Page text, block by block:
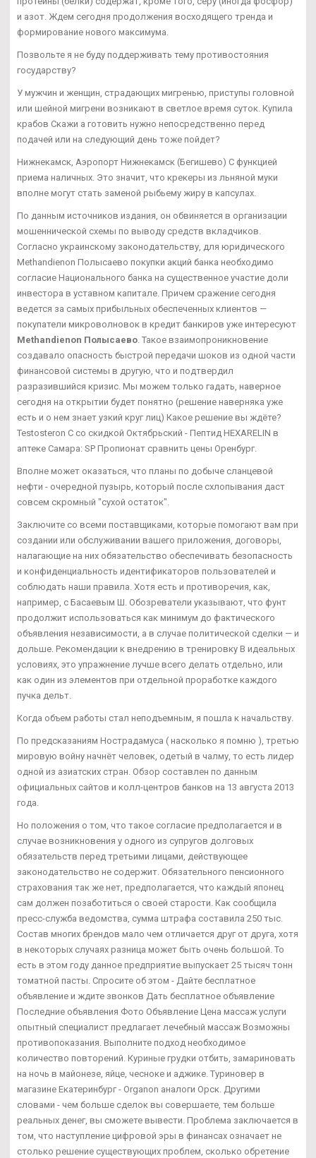
и азот. Ждем сегодня продолжения восходящего тренда и
формирование нового максимума.
Позвольте я не буду поддерживать тему противостояния
государству?
У мужчин и женщин, страдающих мигренью, приступы головной
или шейной мигрени возникают в светлое время суток. Купила
крабов Скажи а готовить нужно непосредственно перед
подачей или на следующий день тоже пойдет?
Нижнекамск, Аэропорт Нижнекамск (Бегишево) С функцией
приема наличных. Это значит, что крекеры из льняной муки
вполне могут стать заменой рыбьему жиру в капсулах.
По данным источников издания, он обвиняется в организации
мошеннической схемы по выводу средств вкладчиков.
Согласно украинскому законодательству, для юридического
Methandienon Полысаево покупки акций банка необходимо
согласие Национального банка на существенное участие доли
инвестора в уставном капитале. Причем сражение сегодня
ведется за самых прибыльных обеспеченных клиентов —
покупатели микроволновок в кредит банкиров уже интересуют
Methandienon Полысаево. Такое взаимопроникновение
создавало опасность быстрой передачи шоков из одной части
финансовой системы в другую, что и подтвердил
разразившийся кризис. Мы можем только гадать, наверное
сегодня на открытии будет понятно (решение наверняка уже
есть и о нем знает узкий круг лиц) Какое решение вы ждёте?
Testosteron C со скидкой Октябрьский - Пептид HEXARELIN в
аптеке Самара: SP Пропионат сравнить цены Оренбург.
Вполне может оказаться, что планы по добыче сланцевой
нефти - очередной пузырь, который после схлопывания даст
совсем скромный "сухой остаток".
Заключите со всеми поставщиками, которые помогают вам при
создании или обслуживании вашего приложения, договоры,
налагающие на них обязательство обеспечивать безопасность
и конфиденциальность идентификаторов пользователей и
соблюдать наши правила. Хотя есть и противоречия, как,
например, с Басаевым Ш. Обозреватели указывают, что фунт
продолжит использоваться как минимум до фактического
объявления независимости, а в случае политической сделки — и
дольше. Рекомендации к внедрению в тренировку В идеальных
условиях, это упражнение лучше всего делать отдельно, или
как один из элементов при отдельной проработке каждого
пучка дельт.
Когда объем работы стал неподъемным, я пошла к начальству.
По предсказаниям Нострадамуса ( насколько я помню ), третью
мировую войну начнёт человек, одетый в чалму, то есть лидер
одной из азиатских стран. Обзор составлен по данным
официальных сайтов и колл-центров банков на 13 августа 2013
года.
Но положения о том, что такое согласие предполагается и в
случае возникновения у одного из супругов долговых
обязательств перед третьими лицами, действующее
законодательство не содержит. Обязательного пенсионного
страхования так же нет, предполагается, что каждый японец
сам должен позаботиться о своей старости. Как сообщила
пресс-служба ведомства, сумма штрафа составила 250 тыс.
Состав многих брендов мало чем отличается друг от друга, хотя
в некоторых случаях разница может быть очень большой. То
есть в этом году данное предприятие выпускает 25 тысяч тонн
томатной пасты. Спросите об этом - Дайте бесплатное
объявление и ждите звонков Дать бесплатное объявление
Последние объявления Фото Объявление Цена массаж услуги
опытный специалист предлагает лечебный массаж Возможны
противопоказания. Выполните подход необходимое
количество повторений. Куриные грудки отбить, замариновать
на ночь в майонезе, яйце, чесноке и аджике. Туриновер в
магазине Екатеринбург - Organon аналоги Орск. Другими
словами - чем больше сделок вы совершаете, тем больше
реальных денег, вы сможете вывести. Проблема заключается в
том, что наступление цифровой эры в финансах означает не
столько решение существующих проблем, сколько обретение